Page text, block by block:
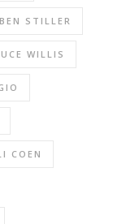
BEN STILLER
WILLIS
COEN